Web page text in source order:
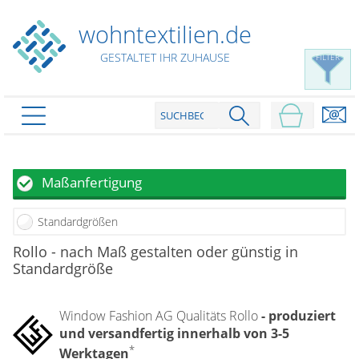
PRODUKTE
Plissee
Wabenplissees
Verdunklungsplissees
Outdoor-Plissees
gemusterte Plissees
Rollo
Rollos nach Maß
Rollos in Standardgrößen
Doppelrollo
Klemmrollo
Dachfenster Rollo
Raffrollo
Raffrollo Maß
Faltrollo / Raffgardinen
Flächenvorhang
Flächenvorhang nach Maß
Scheibengardinen
wohntextilien.de
GESTALTET IHR ZUHAUSE
Maßanfertigung
Standardgrößen
FILTER
Rollo - nach Maß gestalten oder günstig in
Standardgröße
Window Fashion AG Qualitäts Rollo- produziert
und versandfertig innerhalb von 3-5
Werktagen*